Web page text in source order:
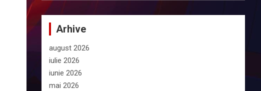
Arhive
august 2026
iulie 2026
iunie 2026
mai 2026